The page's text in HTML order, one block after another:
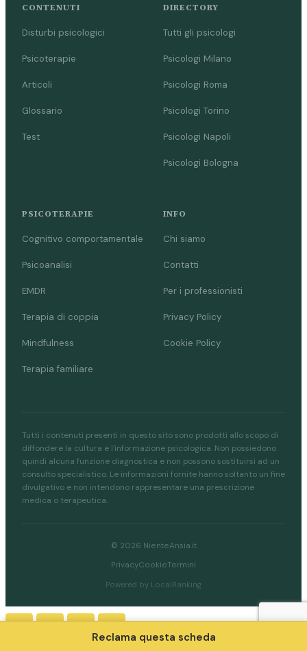
Reclama questa scheda
CONTENUTI
Disturbi psicologici
Psicoterapie
Articoli
Glossario
Test
DIRECTORY
Tutti gli psicologi
Psicologi Milano
Psicologi Roma
Psicologi Torino
Psicologi Napoli
Psicologi Bologna
PSICOTERAPIE
Cognitivo comportamentale
Psicoanalisi
EMDR
Terapia di coppia
Mindfulness
Terapia familiare
INFO
Chi siamo
Contatti
Per i professionisti
Privacy Policy
Cookie Policy
Tutti i contenuti presenti in questo sito sono prodotti allo scopo di
diffondere la cultura e l'informazione psicologica. Non possiedono
quindi alcuna funzione diagnostica e non possono sostituirsi ad un
consulto specialistico. Le informazioni fornite hanno soltanto un fine
divulgativo e non intendono rappresentare una prescrizione
medica o terapeutica.
© 2026 NienteAnsia.it
PrivacyCookieTermini
Powered by LocalRanking